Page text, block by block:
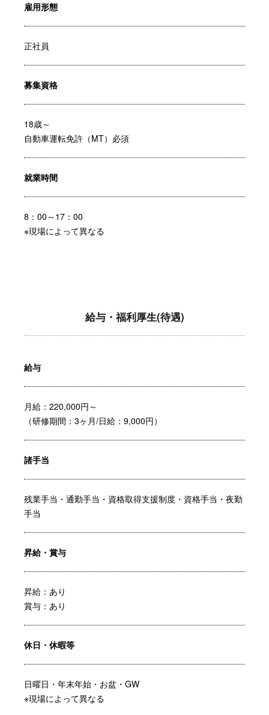
雇用形態
正社員
募集資格
18歳～
自動車運転免許（MT）必須
就業時間
8：00～17：00
※現場によって異なる
給与・福利厚生(待遇)
給与
月給：220,000円～
（研修期間：3ヶ月/日給：9,000円）
諸手当
残業手当・通勤手当・資格取得支援制度・資格手当・夜勤
手当
昇給・賞与
昇給：あり
賞与：あり
休日・休暇等
日曜日・年末年始・お盆・GW
※現場によって異なる